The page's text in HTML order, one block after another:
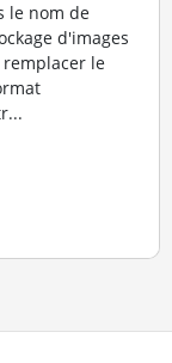
le nom de
d'images
le